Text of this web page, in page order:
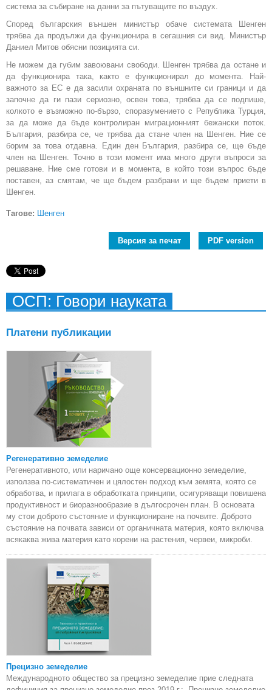
система за събиране на данни за пътуващите по въздух.
Според българския външен министър обаче системата Шенген
трябва да продължи да функционира в сегашния си вид. Министър
Даниел Митов обясни позицията си.
Не можем да губим завоювани свободи. Шенген трябва да остане и
да функционира така, както е функционирал до момента. Най-
важното за ЕС е да засили охраната по външните си граници и да
започне да ги пази сериозно, освен това, трябва да се подпише,
колкото е възможно по-бързо, споразумението с Република Турция,
за да може да бъде контролиран миграционният бежански поток.
България, разбира се, че трябва да стане член на Шенген. Ние се
борим за това отдавна. Един ден България, разбира се, ще бъде
член на Шенген. Точно в този момент има много други въпроси за
решаване. Ние сме готови и в момента, в който този въпрос бъде
поставен, аз смятам, че ще бъдем разбрани и ще бъдем приети в
Шенген.
Тагове: Шенген
Версия за печат PDF version
ОСП: Говори науката
Платени публикации
Регенеративно земеделие
Регенеративното, или наричано още консервационно земеделие,
използва по-систематичен и цялостен подход към земята, която се
обработва, и прилага в обработката принципи, осигуряващи повишена
продуктивност и биоразнообразие в дългосрочен план. В основата
му стои доброто състояние и функциониране на почвите. Доброто
състояние на почвата зависи от органичната материя, която включва
всякаква жива материя като корени на растения, червеи, микроби.
Прецизно земеделие
Международното общество за прецизно земеделие прие следната